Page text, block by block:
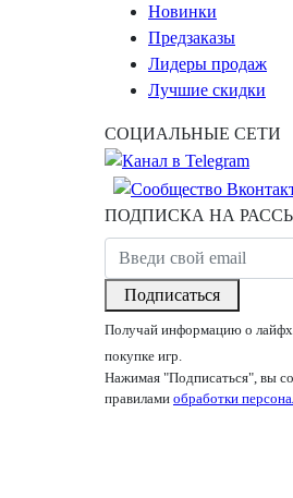
Новинки
Предзаказы
Лидеры продаж
Лучшие скидки
СОЦИАЛЬНЫЕ СЕТИ
ПОДПИСКА НА
Подписаться
Получай информацию о
покупке игр.
Нажимая "Подписаться", вы
правилами обработки